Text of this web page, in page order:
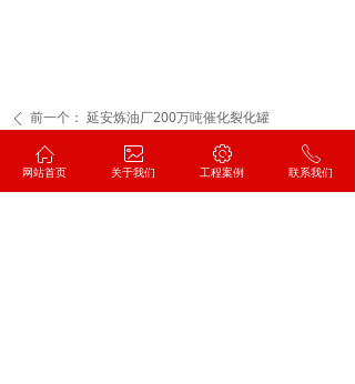
ꄲ 后一个： 陕西延炼杨庄河炼化工程42单元
ꄴ 前一个： 延安炼油厂200万吨催化裂化罐
ꀇ
网站首页
ꂈ
关于我们
ꂉ
工程案例
ꂅ
联系我们